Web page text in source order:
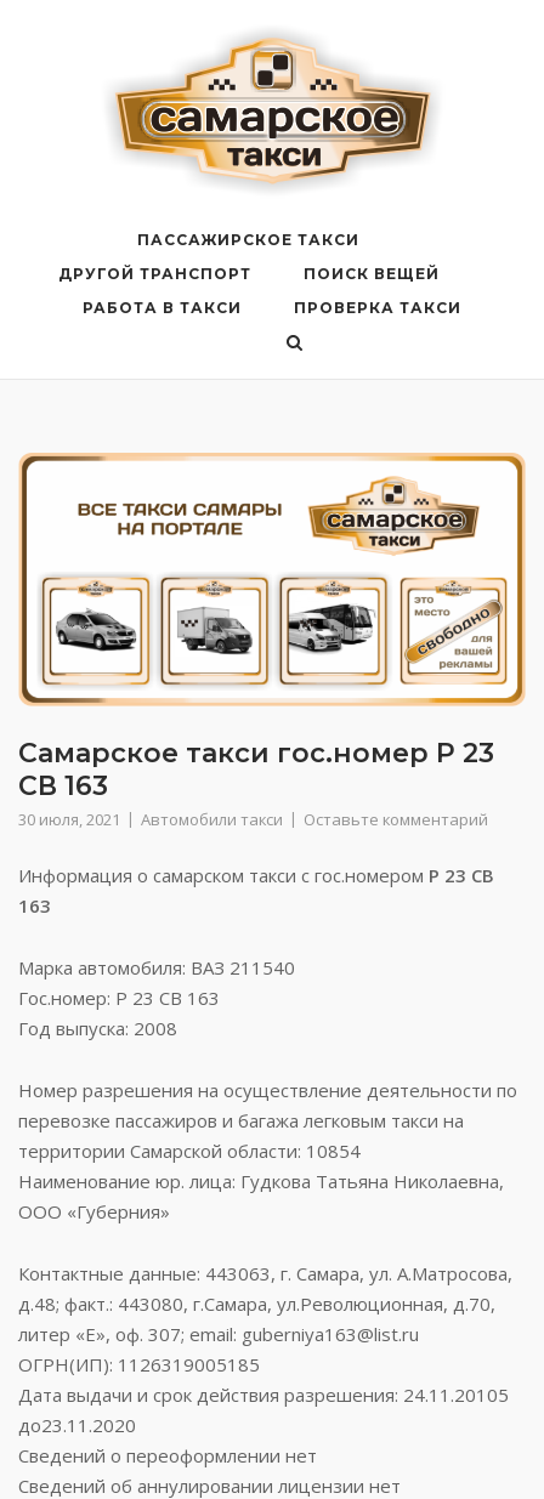
ПАССАЖИРСКОЕ ТАКСИ
ДРУГОЙ ТРАНСПОРТ
ПОИСК ВЕЩЕЙ
РАБОТА В ТАКСИ
ПРОВЕРКА ТАКСИ
Самарское такси гос.номер Р 23
СВ 163
30 июля, 2021 Автомобили такси Оставьте комментарий
Информация о самарском такси с гос.номером Р 23 СВ
163
Марка автомобиля: ВАЗ 211540
Гос.номер: Р 23 СВ 163
Год выпуска: 2008
Номер разрешения на осуществление деятельности по
перевозке пассажиров и багажа легковым такси на
территории Самарской области: 10854
Наименование юр. лица: Гудкова Татьяна Николаевна,
ООО «Губерния»
Контактные данные: 443063, г. Самара, ул. А.Матросова,
д.48; факт.: 443080, г.Самара, ул.Революционная, д.70,
литер «Е», оф. 307; email: guberniya163@list.ru
ОГРН(ИП): 1126319005185
Дата выдачи и срок действия разрешения: 24.11.20105
до23.11.2020
Сведений о переоформлении нет
Сведений об аннулировании лицензии нет